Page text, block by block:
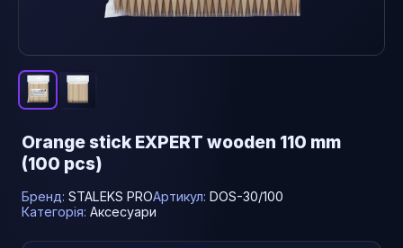
Orange stick EXPERT wooden 110 mm
(100 pcs)
Бренд: STALEKS PROАртикул: DOS-30/100
Категорія: Аксесуари